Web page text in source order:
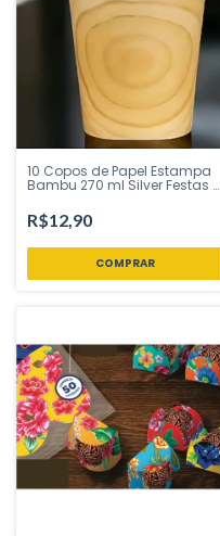
10 Copos de Papel Estampa
Bambu 270 ml Silver Festas -
R$12,90